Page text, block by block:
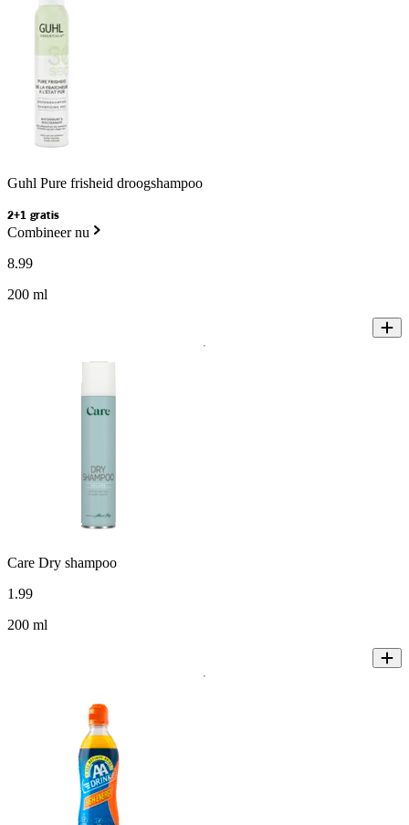
Guhl Pure frisheid droogshampoo
2+1 gratis
Combineer nu
8.99
200 ml
Care Dry shampoo
1 .99
200 ml